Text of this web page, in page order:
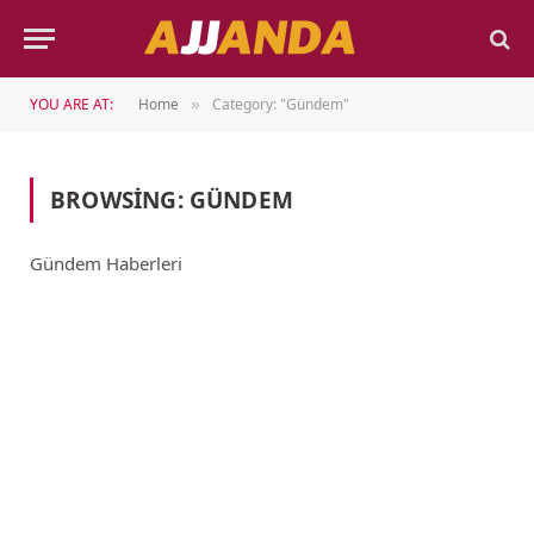
YOU ARE AT: Home » Category: "Gündem"
BROWSING: GÜNDEM
Gündem Haberleri